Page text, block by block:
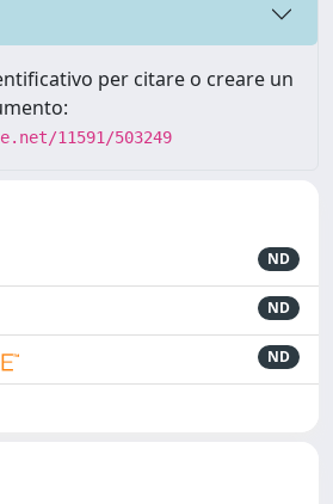
per citare o creare un
11591/503249
ND
ND
ND